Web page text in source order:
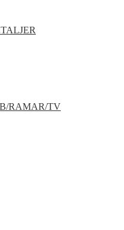
RAMAR/TV